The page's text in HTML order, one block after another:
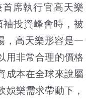
席執行官高天樂
投資峰會時，被
，高天樂形容是一
用非常合理的價格
成本在全球來說屬
娛樂需求帶動下，